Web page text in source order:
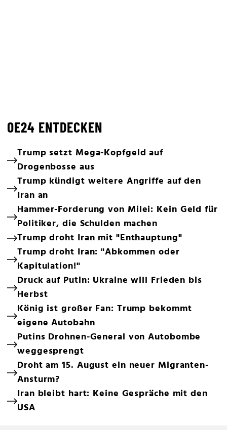
OE24 ENTDECKEN
Trump setzt Mega-Kopfgeld auf
Drogenbosse aus
Trump kündigt weitere Angriffe auf den
Iran an
Hammer-Forderung von Milei: Kein Geld für
Politiker, die Schulden machen
Trump droht Iran mit "Enthauptung"
Trump droht Iran: "Abkommen oder
Kapitulation!"
Druck auf Putin: Ukraine will Frieden bis
Herbst
König ist großer Fan: Trump bekommt
eigene Autobahn
Putins Drohnen-General von Autobombe
weggesprengt
Droht am 15. August ein neuer Migranten-
Ansturm?
Iran bleibt hart: Keine Gespräche mit den
USA